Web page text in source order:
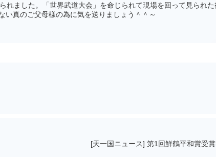
れました。「世界武道大会」を命じられて現場を回って見られ
い真のご父母様の為に気を送りましょう＾＾～
[天一国ニュース] 第1回鮮鶴平和賞受